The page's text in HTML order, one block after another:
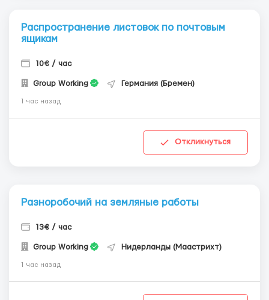
Распространение листовок по почтовым
ящикам
10€ / час
Group Working Германия (Бремен)
1 час назад
Откликнуться
Разноробочий на земляные работы
13€ / час
Group Working Нидерланды (Маастрихт)
1 час назад